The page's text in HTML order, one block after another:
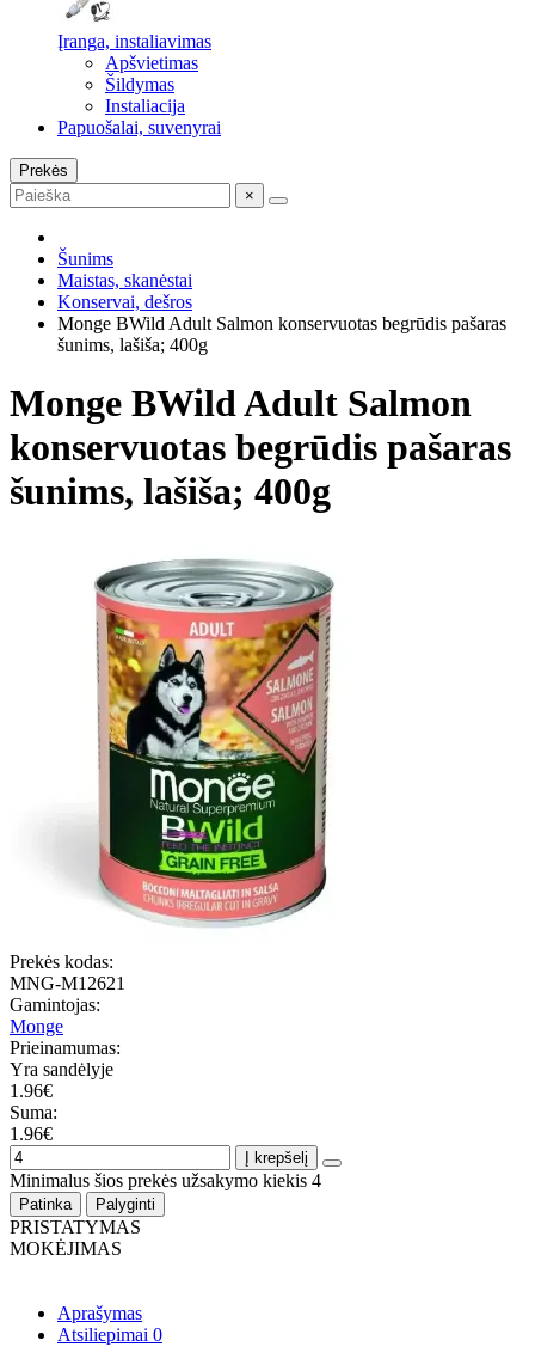
Įranga, instaliavimas
Apšvietimas
Šildymas
Instaliacija
Papuošalai, suvenyrai
Prekės
×
Šunims
Maistas, skanėstai
Konservai, dešros
Monge BWild Adult Salmon konservuotas begrūdis pašaras
šunims, lašiša; 400g
Monge BWild Adult Salmon
konservuotas begrūdis pašaras
šunims, lašiša; 400g
Prekės kodas:
MNG-M12621
Gamintojas:
Monge
Prieinamumas:
Yra sandėlyje
1.96€
Suma:
1.96€
Į krepšelį
Minimalus šios prekės užsakymo kiekis 4
Patinka Palyginti
PRISTATYMAS
MOKĖJIMAS
Aprašymas
Atsiliepimai 0